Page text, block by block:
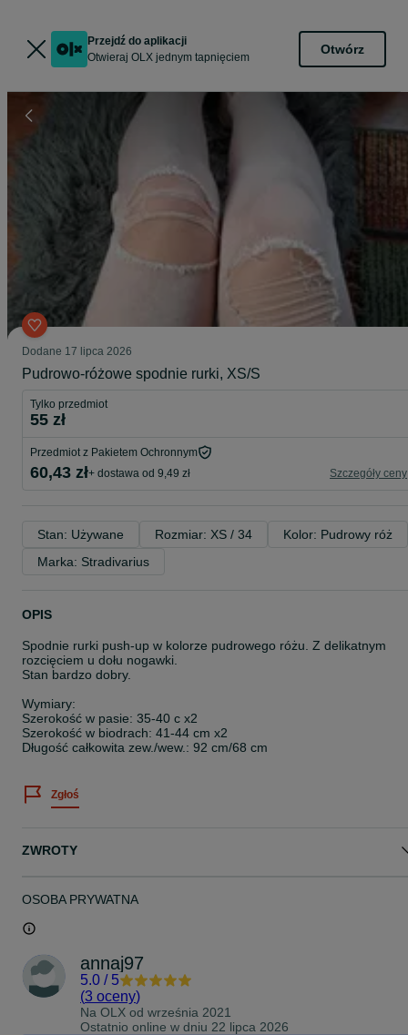
Przejdź do aplikacji
Otwieraj OLX jednym tapnięciem
Otwórz
Dodane 17 lipca 2026
Pudrowo-różowe spodnie rurki, XS/S
Tylko przedmiot
55 zł
Przedmiot z Pakietem Ochronnym
60,43 zł+ dostawa od 9,49 zł Szczegóły ceny
Stan: Używane Rozmiar: XS / 34
Kolor: Pudrowy róż
Marka: Stradivarius
OPIS
Spodnie rurki push-up w kolorze pudrowego różu. Z delikatnym
rozcięciem u dołu nogawki.
Stan bardzo dobry.
Wymiary:
Szerokość w pasie: 35-40 c x2
Szerokość w biodrach: 41-44 cm x2
Długość całkowita zew./wew.: 92 cm/68 cm
Zgłoś
ZWROTY
OSOBA PRYWATNA
annaj97
5.0 / 5
(3 oceny)
Na OLX od września 2021
Ostatnio online w dniu 22 lipca 2026